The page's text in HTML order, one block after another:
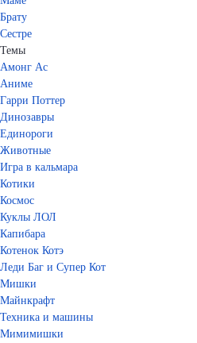
Брату
Сестре
Темы
Амонг Ас
Аниме
Гарри Поттер
Динозавры
Единороги
Животные
Игра в кальмара
Котики
Космос
Куклы ЛОЛ
Капибара
Котенок Котэ
Леди Баг и Супер Кот
Мишки
Майнкрафт
Техника и машины
Мимимишки